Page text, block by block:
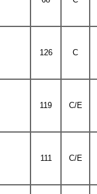
126 C
119 C/E
111 C/E